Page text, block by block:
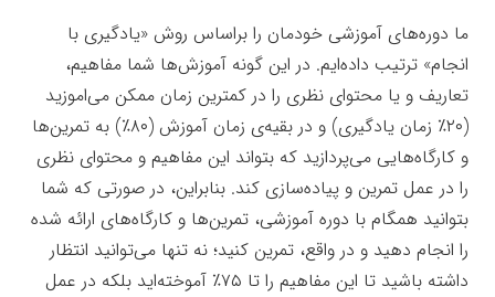
ما دوره‌های آموزشی خودمان را براساس روش «یادگیری با
انجام» ترتیب داده‌ایم. در این گونه آموزش‌ها شما مفاهیم،
تعاریف و یا محتوای نظری را در کمترین زمان ممکن می‌اموزید
(۲۰٪ زمان یادگیری) و در بقیه‌ی زمان آموزش (۸۰٪) به تمرین‌ها
و کارگاه‌هایی می‌پردازید که بتواند این مفاهیم و محتوای نظری
را در عمل تمرین و پیاده‌سازی کند. بنابراین، در صورتی که شما
بتوانید همگام با دوره آموزشی، تمرین‌ها و کارگاه‌های ارائه شده
را انجام دهید و در واقع، تمرین کنید؛ نه تنها می‌توانید انتظار
داشته باشید تا این مفاهیم را تا ۷۵٪ آموخته‌اید بلکه در عمل